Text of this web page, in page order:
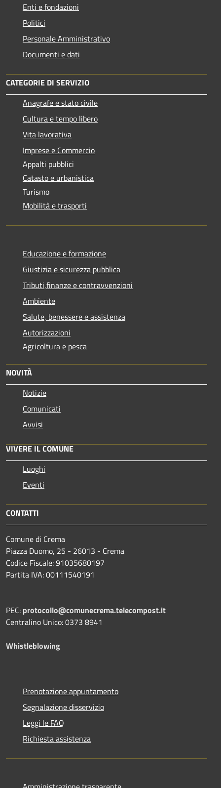
Enti e fondazioni
Politici
Personale Amministrativo
Documenti e dati
CATEGORIE DI SERVIZIO
Anagrafe e stato civile
Cultura e tempo libero
Vita lavorativa
Imprese e Commercio
Appalti pubblici
Catasto e urbanistica
Turismo
Mobilità e trasporti
Educazione e formazione
Giustizia e sicurezza pubblica
Tributi,finanze e contravvenzioni
Ambiente
Salute, benessere e assistenza
Autorizzazioni
Agricoltura e pesca
NOVITÀ
Notizie
Comunicati
Avvisi
VIVERE IL COMUNE
Luoghi
Eventi
CONTATTI
Comune di Crema
Piazza Duomo, 25 - 26013 - Crema
Codice Fiscale: 91035680197
Partita IVA: 00111540191
PEC: protocollo@comunecrema.telecompost.it
Centralino Unico: 0373 8941
Whistleblowing
Prenotazione appuntamento
Segnalazione disservizio
Leggi le FAQ
Richiesta assistenza